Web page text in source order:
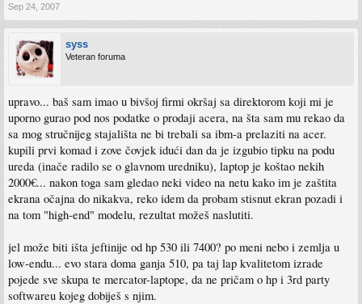
Sep 24, 2007
syss
Veteran foruma
upravo... baš sam imao u bivšoj firmi okršaj sa direktorom koji mi je
uporno gurao pod nos podatke o prodaji acera, na šta sam mu rekao da
sa mog stručnijeg stajališta ne bi trebali sa ibm-a prelaziti na acer.
kupili prvi komad i zove čovjek idući dan da je izgubio tipku na podu
ureda (inače radilo se o glavnom uredniku), laptop je koštao nekih
2000€... nakon toga sam gledao neki video na netu kako im je zaštita
ekrana očajna do nikakva, reko idem da probam stisnut ekran pozadi i
na tom "high-end" modelu, rezultat možeš naslutiti.
jel može biti išta jeftinije od hp 530 ili 7400? po meni nebo i zemlja u
low-endu... evo stara doma ganja 510, pa taj lap kvalitetom izrade
pojede sve skupa te mercator-laptope, da ne pričam o hp i 3rd party
softwareu kojeg dobiješ s njim.